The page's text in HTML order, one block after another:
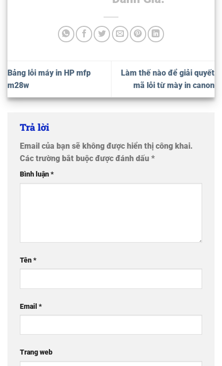
Bảng lỗi máy in HP mfp
m28w
Làm thế nào để giải quyết
mã lỗi từ mày in canon
Trả lời
Email của bạn sẽ không được hiển thị công khai.
Các trường bắt buộc được đánh dấu *
Bình luận*
Tên*
Email *
Trang web